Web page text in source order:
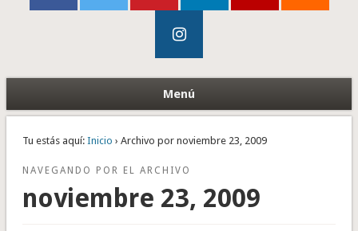
Menú
Tu estás aquí: Inicio › Archivo por noviembre 23, 2009
NAVEGANDO POR EL ARCHIVO
noviembre 23, 2009